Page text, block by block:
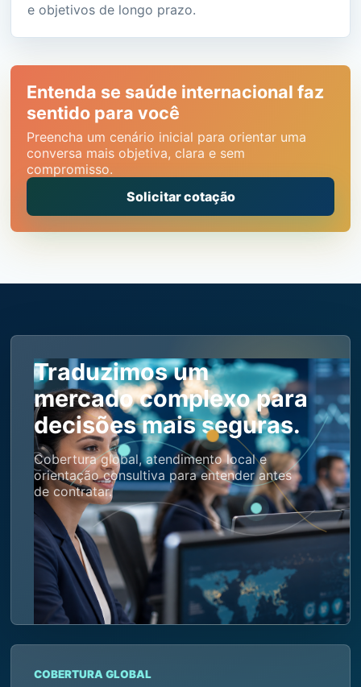
e objetivos de longo prazo.
Entenda se saúde internacional faz
sentido para você
Preencha um cenário inicial para orientar uma
conversa mais objetiva, clara e sem
compromisso.
Solicitar cotação
Traduzimos um
mercado complexo para
decisões mais seguras.
Cobertura global, atendimento local e
orientação consultiva para entender antes
de contratar.
COBERTURA GLOBAL